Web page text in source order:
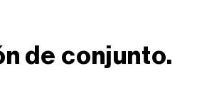
de conjunto.